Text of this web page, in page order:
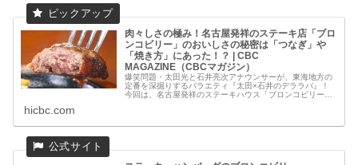
肉々しさの極み！名古屋発祥のステーキ店「ブロ
ンコビリー」のおいしさの秘密は「つなぎ」や
「焼き方」にあった！？ | CBC
MAGAZINE（CBCマガジン）
爆笑問題・太田光と石井亮次アナウンサーが、東海地方の
定番を深掘りするバラエティ『太田×石井のデララバ』！
今回は、名古屋発祥のステーキハウス「ブロンコビリー」
hicbc.com